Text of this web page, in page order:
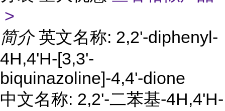
>
简介 英文名称: 2,2'-diphenyl-
4H,4'H-[3,3'-
biquinazoline]-4,4'-dione
中文名称: 2,2'-二苯基-4H,4'H-